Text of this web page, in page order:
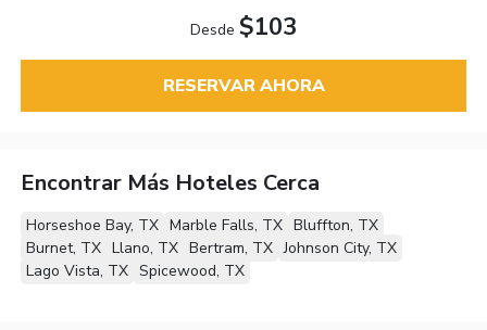
Desde $103
RESERVAR AHORA
Encontrar Más Hoteles Cerca
Horseshoe Bay, TX Marble Falls, TX Bluffton, TX
Burnet, TX Llano, TX Bertram, TX Johnson City, TX
Lago Vista, TX Spicewood, TX